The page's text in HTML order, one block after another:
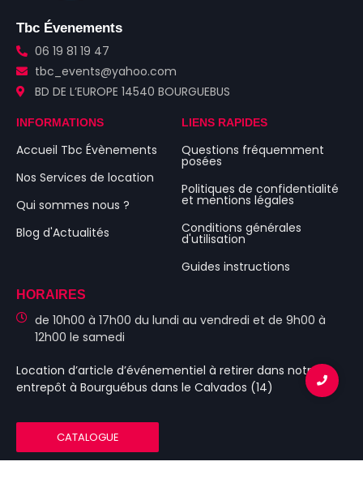
Tbc Évenements
06 19 81 19 47
tbc_events@yahoo.com
BD DE L’EUROPE 14540 BOURGUEBUS
INFORMATIONS
Accueil Tbc Évènements
Nos Services de location
Qui sommes nous ?
Blog d'Actualités
LIENS RAPIDES
Questions fréquemment
posées
Politiques de confidentialité
et mentions légales
Conditions générales
d'utilisation
Guides instructions
HORAIRES
de 10h00 à 17h00 du lundi au vendredi et de 9h00 à
12h00 le samedi
Location d’article d’événementiel à retirer dans notre
entrepôt à Bourguébus dans le Calvados (14)
CATALOGUE